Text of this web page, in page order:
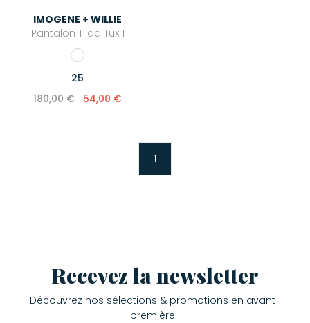
Juliette has a gun
Maison Saint Julien
Roseanna
Stone Paris
IMOGENE + WILLIE
Pantalon Tilda Tux 1
25
180,00 €
54,00 €
1
Recevez la newsletter
Découvrez nos sélections & promotions en avant-
première !